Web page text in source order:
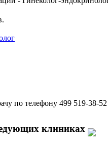
по телефону 499 519-38-52
клиниках